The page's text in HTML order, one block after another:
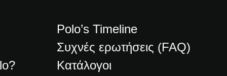
Polo’s Timeline
Συχνές ερωτήσεις (FAQ)
Κατάλογοι